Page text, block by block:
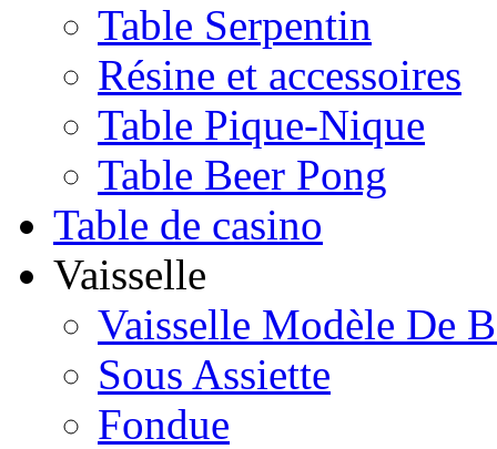
Table Serpentin
Résine et accessoires
Table Pique-Nique
Table Beer Pong
Table de casino
Vaisselle
Vaisselle Modèle De
Sous Assiette
Fondue